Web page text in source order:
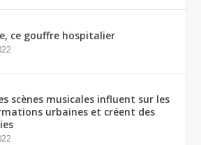
ce gouffre hospitalier
scènes musicales influent sur les
urbaines et créent des